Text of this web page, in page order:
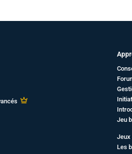
Jeu
Jeux
Les